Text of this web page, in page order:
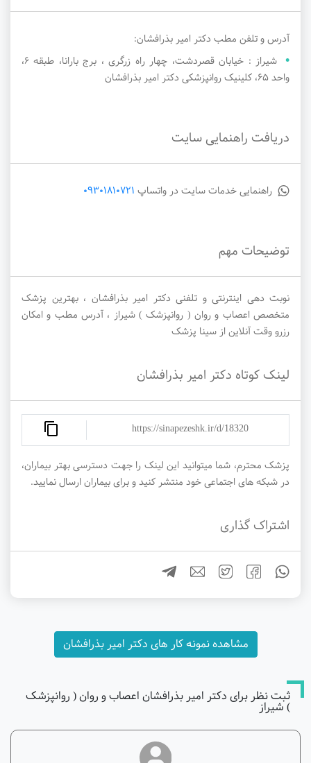
آدرس و تلفن مطب دکتر امیر بذرافشان:
شیراز : خیابان قصردشت، چهار راه زرگری ، برج بارانا، طبقه 6،
واحد 65، کلینیک روانپزشکی دکتر امیر بذرافشان
دریافت راهنمایی سایت
راهنمایی خدمات سایت در واتساپ 09301810721
توضیحات مهم
نوبت دهی اینترنتی و تلفنی دکتر امیر بذرافشان ، بهترین پزشک
متخصص اعصاب و روان ( روانپزشک ) شیراز ، آدرس مطب و امکان
رزرو وقت آنلاین از سینا پزشک
لینک کوتاه دکتر امیر بذرافشان
https://sinapezeshk.ir/d/18320
پزشک محترم، شما میتوانید این لینک را جهت دسترسی بهتر بیماران،
در شبکه های اجتماعی خود منتشر کنید و برای بیماران ارسال نمایید.
اشتراک گذاری
مشاهده نمونه کار های دکتر امیر بذرافشان
ثبت نظر برای دکتر امیر بذرافشان اعصاب و روان ( روانپزشک
) شیراز